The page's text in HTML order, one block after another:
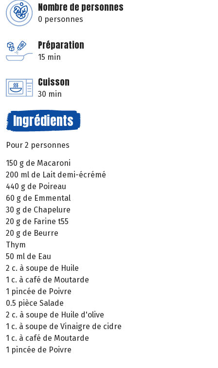
Nombre de personnes
0 personnes
Préparation
15 min
Cuisson
30 min
Ingrédients
Pour 2 personnes
150 g de Macaroni
200 ml de Lait demi-écrémé
440 g de Poireau
60 g de Emmental
30 g de Chapelure
20 g de Farine t55
20 g de Beurre
Thym
50 ml de Eau
2 c. à soupe de Huile
1 c. à café de Moutarde
1 pincée de Poivre
0.5 pièce Salade
2 c. à soupe de Huile d'olive
1 c. à soupe de Vinaigre de cidre
1 c. à café de Moutarde
1 pincée de Poivre